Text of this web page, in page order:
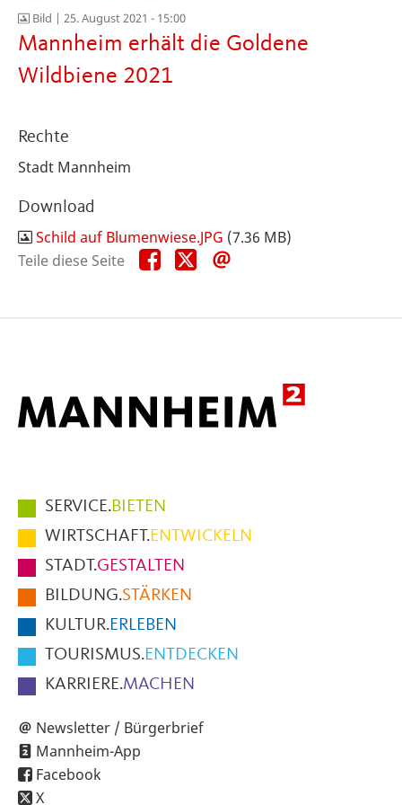
Bild | 25. August 2021 - 15:00
Mannheim erhält die Goldene
Wildbiene 2021
Rechte
Stadt Mannheim
Download
Schild auf Blumenwiese.JPG (7.36 MB)
Teile diese Seite
Teile
diese
Teile
diese
Hauptmenüpunkte
im
Fußbereich
der
Seite
SERVICE.BIETEN
WIRTSCHAFT.ENTWICKELN
STADT.GESTALTEN
BILDUNG.STÄRKEN
KULTUR.ERLEBEN
TOURISMUS.ENTDECKEN
KARRIERE.MACHEN
Newsletter / Bürgerbrief
Mannheim-App
Facebook
X